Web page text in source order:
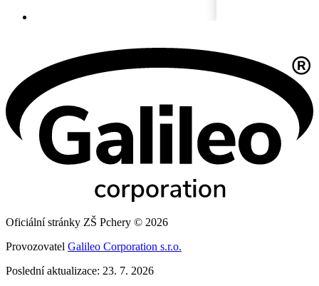
Oficiální stránky ZŠ Pchery © 2026
Provozovatel Galileo Corporation s.r.o.
Poslední aktualizace: 23. 7. 2026